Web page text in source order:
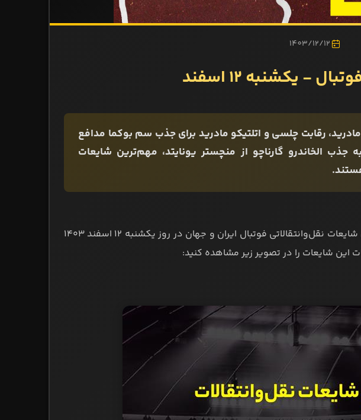
1403/12/12
- یکشنبه 12 اسفند
مادرید، رقابت چلسی و اتلتیکو مادرید برای جذب سم بوکما مدافع
جذب الخاندرو گارناچو از منچستر یونایتد، مهم‌ترین شایعات
به بررسی مهم‌ترین شایعات نقل‌وانتقالاتی فوتبال ایران و جهان در روز یکشنبه ۱۲ اسفند ۱۴۰۳
این شایعات را در تصویر زیر مشاهده کنید: